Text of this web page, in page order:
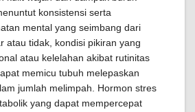
konsistensi serta
mental yang seimbang dari
atau tidak, kondisi pikiran yang
atau kelelahan akibat rutinitas
memicu tubuh melepaskan
jumlah melimpah. Hormon stres
yang dapat mempercepat